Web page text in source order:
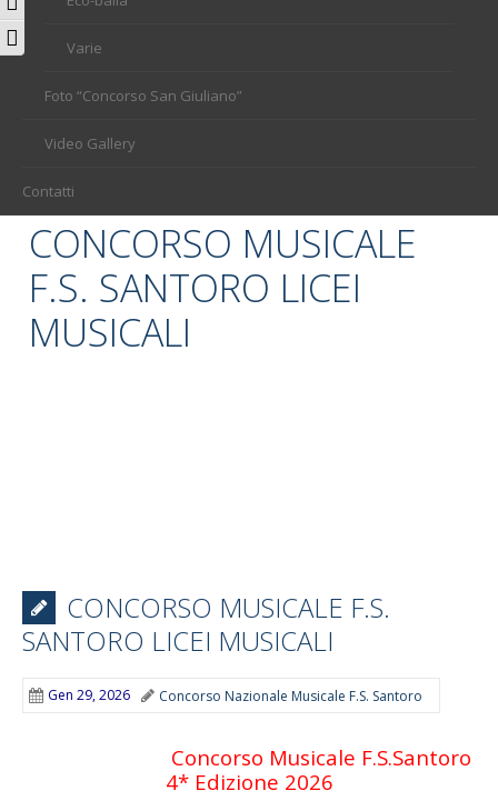
Attiva/disattiva dimensione testo
Varie
Foto “Concorso San Giuliano”
Video Gallery
Contatti
CONCORSO MUSICALE
F.S. SANTORO LICEI
MUSICALI
CONCORSO MUSICALE F.S.
SANTORO LICEI MUSICALI
Gen 29, 2026 Concorso Nazionale Musicale F.S. Santoro
Concorso Musicale F.S.Santoro
4* Edizione 2026